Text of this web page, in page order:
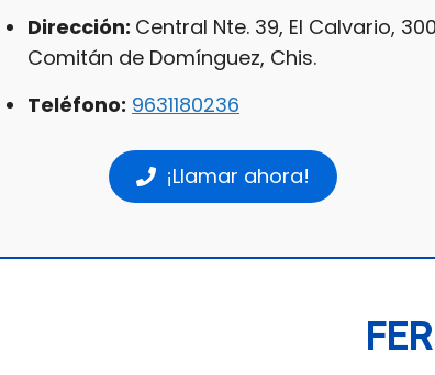
Dirección: Central Nte. 39, El Calvario,
Comitán de Domínguez, Chis.
Teléfono: 9631180236
¡Llamar ahora!